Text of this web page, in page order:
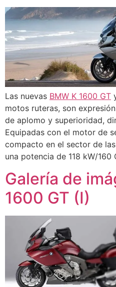
Las nuevas BMW K 1600 GT
motos ruteras, son
de aplomo y superioridad,
Equipadas con el motor de
compacto en el sector de
una potencia de 118 kW/
Galería de
1600 GT (I)